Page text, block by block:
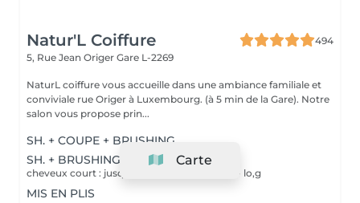
Natur'L Coiffure
494
5, Rue Jean Origer Gare L-2269
NaturL coiffure vous accueille dans une ambiance familiale et
conviviale rue Origer à Luxembourg. (à 5 min de la Gare). Notre
salon vous propose prin...
SH. + COUPE + BRUSHING
SH. + BRUSHING
cheveux court : jusqu'au oreille cheveux mi - lo,g
MIS EN PLIS
Carte